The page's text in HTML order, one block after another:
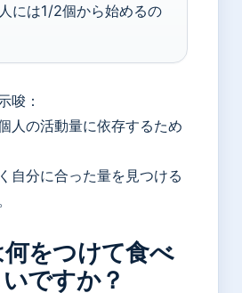
には1/2個から始めるの
唆：
人の活動量に依存するため
自分に合った量を見つける
をつけて食べ
ですか？